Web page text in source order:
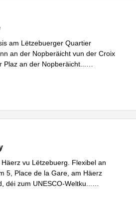
am Lëtzebuerger Quartier
an der Nopberäicht vun der Croix
Plaz an der Nopberäicht
vu Lëtzebuerg. Flexibel an
5, Place de la Gare, am Häerz
déi zum UNESCO-Weltku